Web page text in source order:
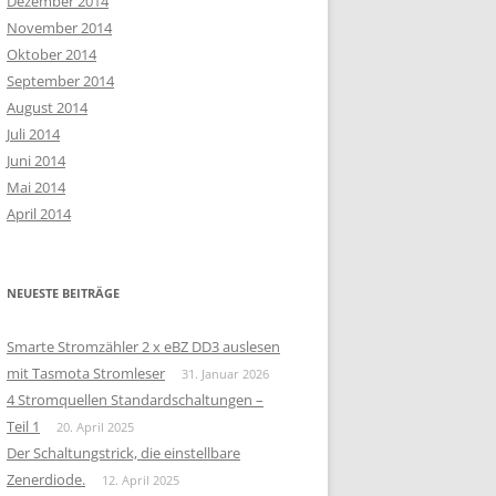
November 2014
Oktober 2014
September 2014
August 2014
Juli 2014
Juni 2014
Mai 2014
April 2014
NEUESTE BEITRÄGE
Smarte Stromzähler 2 x eBZ DD3 auslesen
mit Tasmota Stromleser
31. Januar 2026
4 Stromquellen Standardschaltungen –
Teil 1
20. April 2025
Der Schaltungstrick, die einstellbare
Zenerdiode.
12. April 2025